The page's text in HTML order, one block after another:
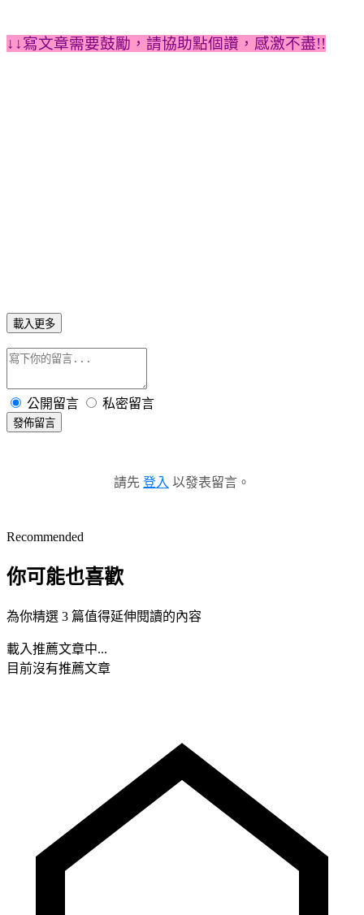
↓↓寫文章需要鼓勵，請協助點個讚 ，感激不盡!!
載入更多
公開留言 私密留言
發佈留言
請先 登入 以發表留言。
Recommended
你可能也喜歡
為你精選 3 篇值得延伸閱讀的內容
載入推薦文章中...
目前沒有推薦文章